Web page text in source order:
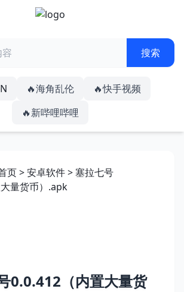
🔥海角乱伦
🔥快手视频
🔥新哔哩哔哩
页>安卓软件> 塞拉七号
量货币）.apk
0.0.412（内置大量货